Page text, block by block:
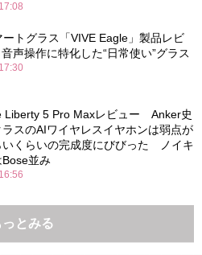
ートグラス「VIVE Eagle」製品レビ
声操作に特化した“日常使い”グラス
Liberty 5 Pro Maxレビュー Anker史
スのAIワイヤレスイヤホンは弱点が
いくらいの完成度にびびった ノイキ
Bose並み
っとみる